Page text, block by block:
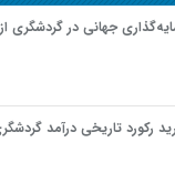
جهانی در گردشگری
رکورد تاریخی درآمد